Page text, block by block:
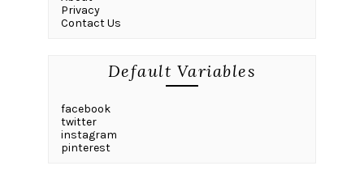
Privacy
Contact Us
Default Variables
facebook
twitter
instagram
pinterest